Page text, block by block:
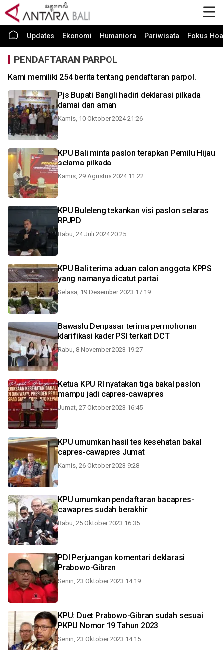
Updates Ekonomi Humaniora Pariwisata Fokus
PENDAFTARAN PARPOL
Kami memiliki 254 berita tentang pendaftaran parpol.
Pjs Bupati Bangli hadiri deklarasi pilkada
damai dan aman
Kamis, 10 Oktober 2024 21:26
KPU Bali minta paslon terapkan Pemilu Hijau
selama pilkada
Kamis, 29 Agustus 2024 11:22
KPU Buleleng tekankan visi paslon selaras
RPJPD
Rabu, 24 Juli 2024 20:25
KPU Bali terima aduan calon anggota KPPS
yang namanya dicatut partai
Selasa, 19 Desember 2023 17:19
Bawaslu Denpasar terima permohonan
klarifikasi kader PSI terkait DCT
Rabu, 8 November 2023 19:27
Ketua KPU RI nyatakan tiga bakal paslon
mampu jadi capres-cawapres
Jumat, 27 Oktober 2023 16:45
KPU umumkan hasil tes kesehatan bakal
capres-cawapres Jumat
Kamis, 26 Oktober 2023 9:28
KPU umumkan pendaftaran bacapres-
cawapres sudah berakhir
Rabu, 25 Oktober 2023 16:35
PDI Perjuangan komentari deklarasi
Prabowo-Gibran
Senin, 23 Oktober 2023 14:19
KPU: Duet Prabowo-Gibran sudah sesuai
PKPU Nomor 19 Tahun 2023
Senin, 23 Oktober 2023 14:15